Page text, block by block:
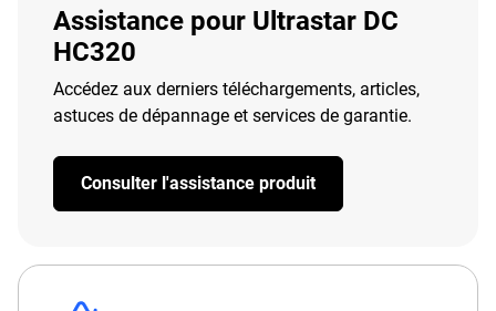
Assistance pour Ultrastar DC
HC320
Accédez aux derniers téléchargements, articles,
astuces de dépannage et services de garantie.
Consulter l'assistance produit